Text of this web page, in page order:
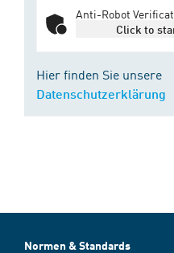
Anti-Robot
Click to
Hier finden Sie unsere
Datenschutzerklärung
Normen & Standards